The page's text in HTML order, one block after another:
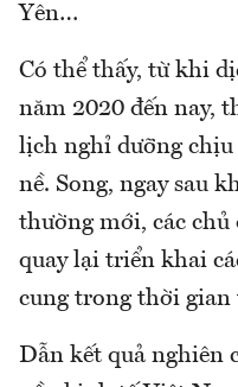
Yên…
Có thể thấy, từ khi
năm 2020 đến nay,
lịch nghỉ dưỡng
nề. Song, ngay sau
thường mới, các chủ
quay lại triển khai
cung trong thời gian
Dẫn kết quả nghiên